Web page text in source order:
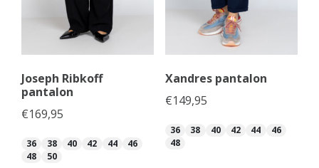
Joseph Ribkoff
pantalon
€169,95
36 38 40 42 44
46
48
50
Xandres pantalon
€149,95
36 38 40 42 44
46
48